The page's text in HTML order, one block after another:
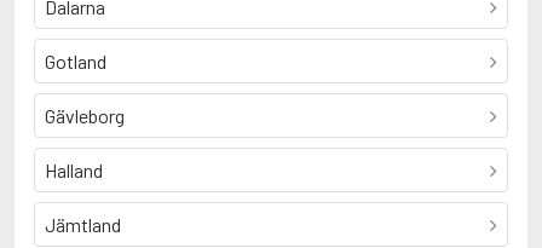
Dalarna
Gotland
Gävleborg
Halland
Jämtland